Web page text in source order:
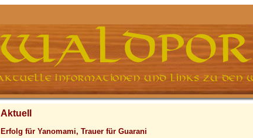
Aktuell
Erfolg für Yanomami, Trauer für Guarani